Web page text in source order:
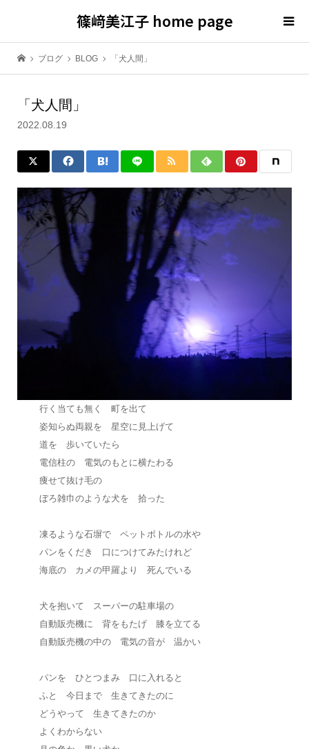
篠﨑美江子 home page
ブログ BLOG 「犬人間」
「犬人間」
2022.08.19
行く当ても無く 町を出て
姿知らぬ両親を 星空に見上げて
道を 歩いていたら
電信柱の 電気のもとに横たわる
痩せて抜け毛の
ぼろ雑巾のような犬を 拾った
凍るような石塀で ペットボトルの水や
パンをくだき 口につけてみたけれど
海底の カメの甲羅より 死んでいる
犬を抱いて スーパーの駐車場の
自動販売機に 背をもたげ 膝を立てる
自動販売機の中の 電気の音が 温かい
パンを ひとつまみ 口に入れると
ふと 今日まで 生きてきたのに
どうやって 生きてきたのか
よくわからない